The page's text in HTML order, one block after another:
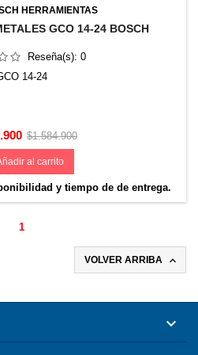
HERRAMIENTAS
GCO 14-24 BOSCH
Reseña(s): 0
14-24
Precio
base
$1.584.900
al carrito
y tiempo de de entrega.
1
VOLVER ARRIBA 
